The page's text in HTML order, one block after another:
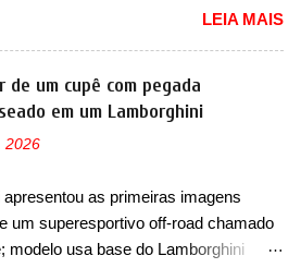
de ’16 em 1’, também chamado de
ele apresenta uma melhoria de
térmica e integra 12 elementos de
Entre eles, motor elétrico, controlador
redutor, conversor CC-CC, OBC,
e gateway de domínio de energia.
recursos de software como
marca com utilitários esportivos, a
Bao nasceu como uma empresa
a desenvolver utilitários esportivos com
mais off-road. E isso funcionou
com o lançamento dos modelos Bao
além do Tai 3 e Tai 7. Agora, a marca
Antecipado por imagens teaser, o
S será o primeiro três volumes da
Bao, que parece se perder na sua
LEIA MAIS
um cupê com pegada
em um Lamborghini
2026
apresentou as primeiras imagens
um superesportivo off-road chamado
modelo usa base do Lamborghini